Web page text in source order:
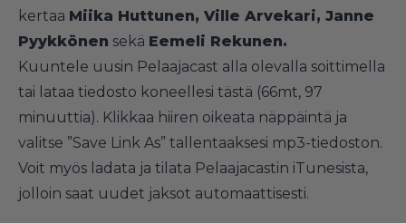
kertaa Miika Huttunen, Ville Arvekari, Janne
Pyykkönen sekä Eemeli Rekunen.
Kuuntele uusin Pelaajacast alla olevalla soittimella
tai lataa tiedosto koneellesi tästä (66mt, 97
minuuttia). Klikkaa hiiren oikeata näppäintä ja
valitse ”Save Link As” tallentaaksesi mp3-tiedoston.
Voit myös ladata ja tilata Pelaajacastin iTunesista,
jolloin saat uudet jaksot automaattisesti.